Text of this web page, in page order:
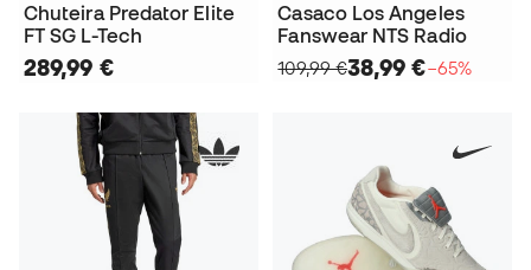
Chuteira Predator Elite
FT SG L-Tech
289,99 €
Casaco Los Angeles
Fanswear NTS Radio
109,99 €38,99 €−65%